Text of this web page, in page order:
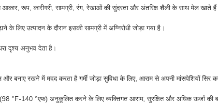
रूप, कारीगरी, सामग्री, रंग, रेखाओं की सुंदरता और अंतरिक्ष शैली के साथ मेल खाते
के लिए उत्पादन के दौरान इसकी सामग्री में अग्निरोधी जोड़ा गया है।
दृश्य अनुभव देता है।
बनाए रखने में मदद करता है गर्मी जोड़ा सुविधा के लिए, आराम से अपनी मांसपेशियों
है (98 °F-140 °एफ) अनुकूलित करने के लिए व्यक्तिगत आराम; सुरक्षित और अधिक